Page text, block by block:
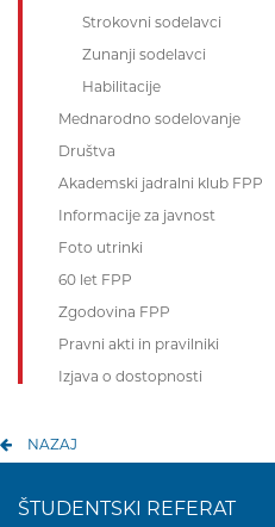
Strokovni sodelavci
Zunanji sodelavci
Habilitacije
Mednarodno sodelovanje
Društva
Akademski jadralni klub FPP
Informacije za javnost
Foto utrinki
60 let FPP
Zgodovina FPP
Pravni akti in pravilniki
Izjava o dostopnosti
NAZAJ
ŠTUDENTSKI REFERAT